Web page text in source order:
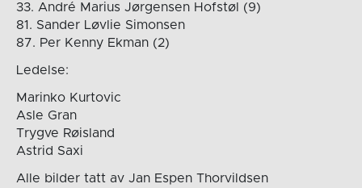
33. André Marius Jørgensen Hofstøl (9)
81. Sander Løvlie Simonsen
87. Per Kenny Ekman (2)
Ledelse:
Marinko Kurtovic
Asle Gran
Trygve Røisland
Astrid Saxi
Alle bilder tatt av Jan Espen Thorvildsen